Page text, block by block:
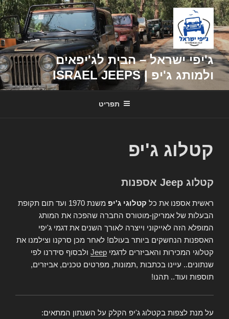
דילוג
לתוכן
ג'יפי ישראל – הבית לג'יפאים
ולמותג ג'יפ | ISRAEL JEEPS
תפריט
קטלוג ג'יפ
קטלוג Jeep אספנות
ראשית אספנו את כל קטלוגי ג'יפ
משנת 1970 ועד תום תקופת
הבעלות של אמריקן-מוטורס החברה שהפכה את המותג
המופלא הזה לאייקוני וייצרה לאורך השנים את דגמי ג'יפי
האספנות הנחשקים ביותר בעולם! לאחר מכן סרקנו וצילמנו את
קטלוגי המכירות והאביזרים לדגמי Jeep ולבסוף סידרנו לפי
שנתונים.. עיינו בכתבות ,תמונות, מפרטים טכנים, אביזרים,
תוספות ועוד.. תהנו!
על מנת לצפות בקטלוג ג'יפ הקלק על השנתון המתאים: